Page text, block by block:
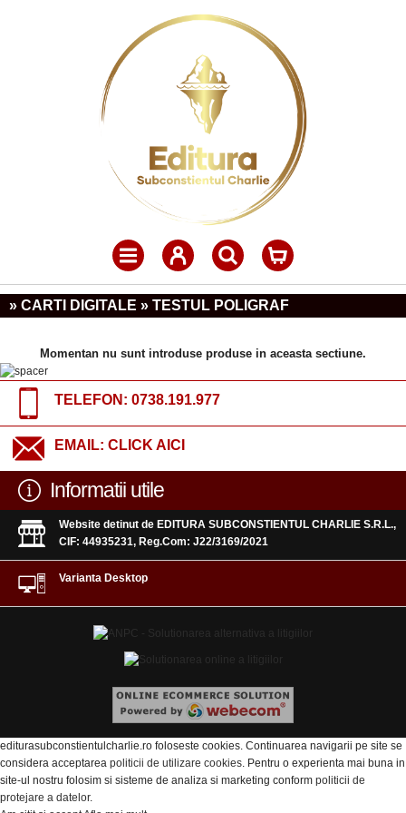
» CARTI DIGITALE » TESTUL POLIGRAF
Momentan nu sunt introduse produse in aceasta sectiune.
TELEFON: 0738.191.977
EMAIL: CLICK AICI
Informatii utile
Website detinut de EDITURA SUBCONSTIENTUL CHARLIE S.R.L.,
CIF: 44935231, Reg.Com: J22/3169/2021
Varianta Desktop
editurasubconstientulcharlie.ro foloseste cookies. Continuarea navigarii pe site se
considera acceptarea politicii de utilizare cookies . Pentru o experienta mai buna in
site-ul nostru folosim si sisteme de analiza si marketing conform politicii de
protejare a datelor.